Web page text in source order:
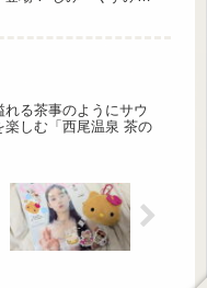
題のリップを徹底解説し
プカラーって？ 出
商品
セザンヌ ラスティング
れる茶事のようにサウ
楽しむ「西尾温泉 茶の